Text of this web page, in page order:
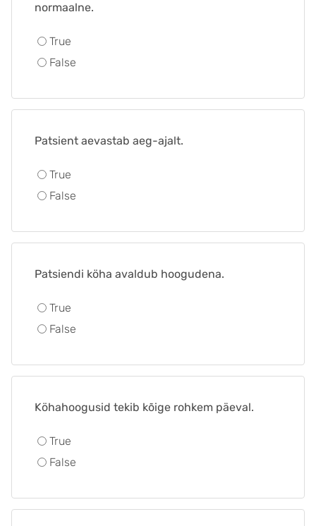
normaalne.
True
False
Patsient aevastab aeg-ajalt.
True
False
Patsiendi köha avaldub hoogudena.
True
False
Köhahoogusid tekib kõige rohkem päeval.
True
False